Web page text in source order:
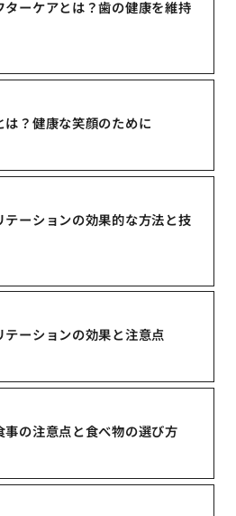
ーケアとは？歯の健康を維持
？健康な笑顔のために
ーションの効果的な方法と技
ーションの効果と注意点
の注意点と食べ物の選び方